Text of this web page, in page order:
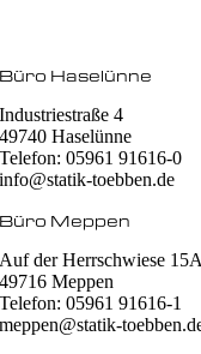
Büro Haselünne
Industriestraße 4
49740 Haselünne
Telefon: 05961 91616-0
info@statik-toebben.de
Büro Meppen
Auf der Herrschwiese 15A
49716 Meppen
Telefon: 05961 91616-1
meppen@statik-